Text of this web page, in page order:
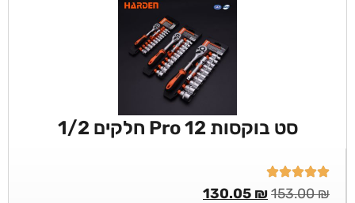
סט בוקסות Pro 12 חלקים 1/2
153.00₪
130.05 ₪